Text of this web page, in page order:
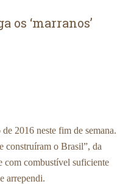
os ‘marranos’
2016 neste fim de semana.
construíram o Brasil”, da
com combustível suficiente
arrependi.